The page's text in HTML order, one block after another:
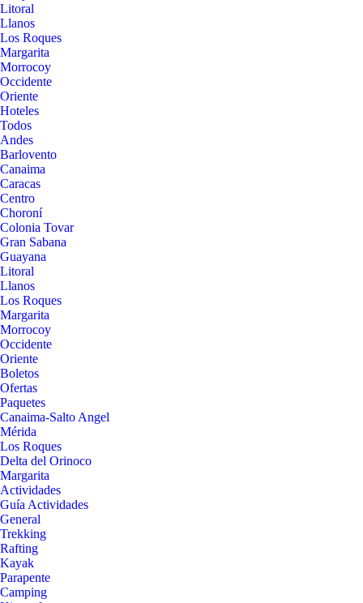
Litoral
Llanos
Los Roques
Margarita
Morrocoy
Occidente
Oriente
Hoteles
Todos
Andes
Barlovento
Canaima
Caracas
Centro
Choroní
Colonia Tovar
Gran Sabana
Guayana
Litoral
Llanos
Los Roques
Margarita
Morrocoy
Occidente
Oriente
Boletos
Ofertas
Paquetes
Canaima-Salto Angel
Mérida
Los Roques
Delta del Orinoco
Margarita
Actividades
Guía Actividades
General
Trekking
Rafting
Kayak
Parapente
Camping